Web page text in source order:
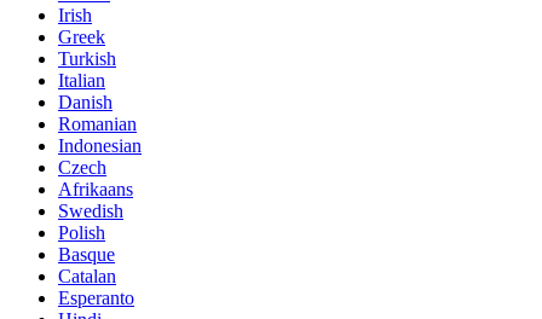
Irish
Greek
Turkish
Italian
Danish
Romanian
Indonesian
Czech
Afrikaans
Swedish
Polish
Basque
Catalan
Esperanto